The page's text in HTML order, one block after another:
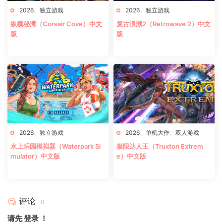
2026、 独立游戏
纵横秘湾（Corsair Cove）中文
版
2026、 独立游戏
复古浪潮2（Retrowave 2）中文
版
2026、 独立游戏
水上乐园模拟器（Waterpark Si
mulator）中文版
2026、 单机大作、 双人游戏
极限达人王（Truxton Extrem
e）中文版
评论 0
请先登录 ！